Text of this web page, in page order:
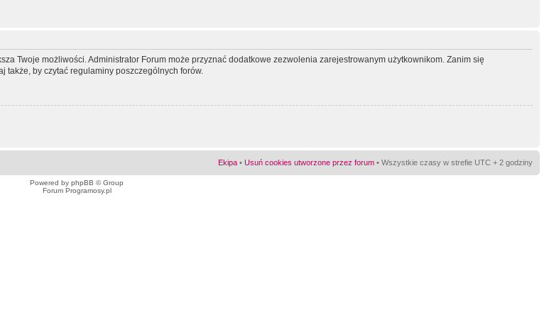
Twoje możliwości. Administrator Forum może przyznać dodatkowe zezwolenia zarejestrowanym użytkownikom. Zanim się
także, by czytać regulaminy poszczególnych forów.
Ekipa • Usuń cookies utworzone przez forum • Wszystkie czasy w strefie UTC + 2 godziny
Powered by phpBB © Group
Forum Programosy.pl